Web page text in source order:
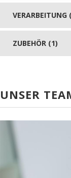
VERARBEITUNG
ZUBEHÖR (1)
UNSER